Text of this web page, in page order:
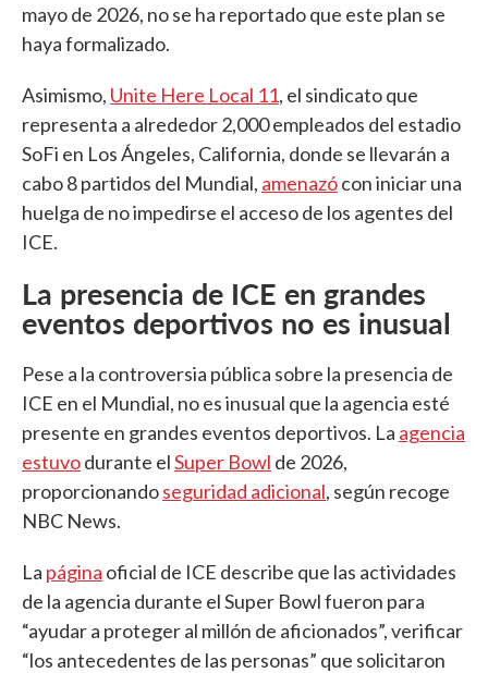
mayo de 2026, no se ha reportado que este plan se
haya formalizado.
Asimismo, Unite Here Local 11, el sindicato que
representa a alrededor 2,000 empleados del estadio
SoFi en Los Ángeles, California, donde se llevarán a
cabo 8 partidos del Mundial, amenazócon iniciar una
huelga de no impedirse el acceso de los agentes del
ICE.
La presencia de ICE en grandes
eventos deportivos no es inusual
Pese a la controversia pública sobre la presencia de
ICE en el Mundial, no es inusual que la agencia esté
presente en grandes eventos deportivos. La agencia
estuvodurante elSuper Bowl de 2026,
proporcionandoseguridad adicional, según recoge
NBC News.
La página oficial de ICE describe que las actividades
de la agencia durante el Super Bowl fueron para
“ayudar a proteger al millón de aficionados”, verificar
“los antecedentes de las personas” que solicitaron